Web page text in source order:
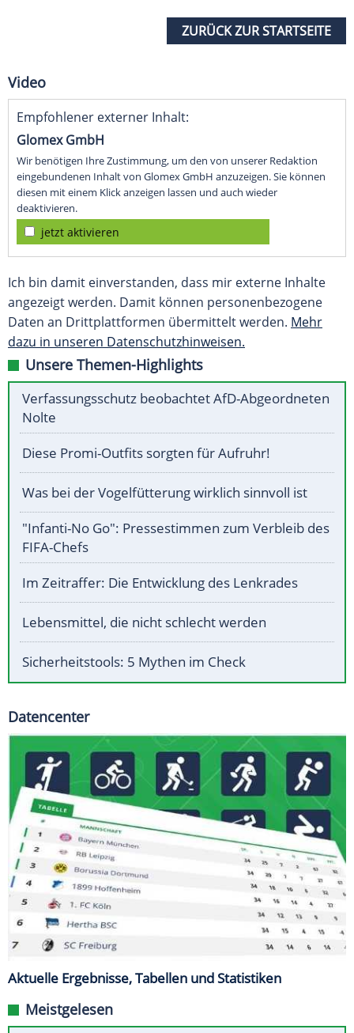
ZURÜCK ZUR STARTSEITE
Video
Empfohlener externer Inhalt:
Glomex GmbH
Wir benötigen Ihre Zustimmung, um den von unserer Redaktion
eingebundenen Inhalt von Glomex GmbH anzuzeigen. Sie können
diesen mit einem Klick anzeigen lassen und auch wieder
deaktivieren.
jetzt aktivieren
Ich bin damit einverstanden, dass mir externe Inhalte
angezeigt werden. Damit können personenbezogene
Daten an Drittplattformen übermittelt werden. Mehr
dazu in unseren Datenschutzhinweisen.
Unsere Themen-Highlights
Verfassungsschutz beobachtet AfD-Abgeordneten
Nolte
Diese Promi-Outfits sorgten für Aufruhr!
Was bei der Vogelfütterung wirklich sinnvoll ist
"Infanti-No Go": Pressestimmen zum Verbleib des
FIFA-Chefs
Im Zeitraffer: Die Entwicklung des Lenkrades
Lebensmittel, die nicht schlecht werden
Sicherheitstools: 5 Mythen im Check
Datencenter
Aktuelle Ergebnisse, Tabellen und Statistiken
Meistgelesen